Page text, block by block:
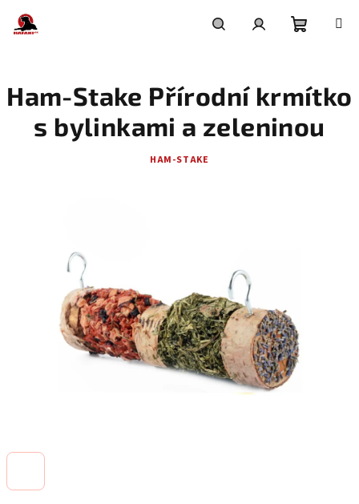
obsah
košík
Ham-Stake Přírodní krmítko
s bylinkami a zeleninou
HAM-STAKE